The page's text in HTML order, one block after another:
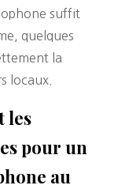
suffit
quelques
la
locaux.
les
pour un
au